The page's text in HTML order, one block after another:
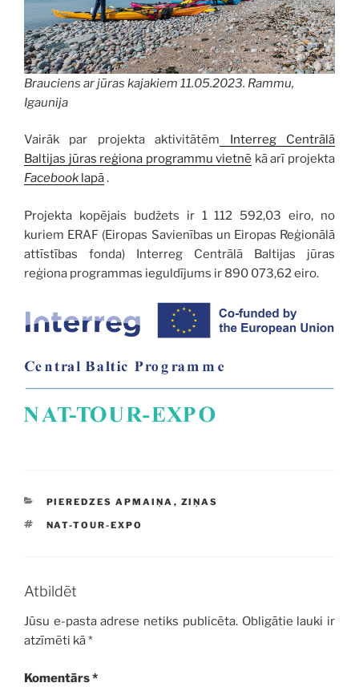
Brauciens ar jūras kajakiem 11.05.2023. Rammu,
Igaunija
Vairāk par projekta aktivitātēm Interreg Centrālā
Baltijas jūras reģiona programmu vietnē kā arī projekta
Facebook lapā.
Projekta kopējais budžets ir 1 112 592,03 eiro, no
kuriem ERAF (Eiropas Savienības un Eiropas Reģionālā
attīstības fonda) Interreg Centrālā Baltijas jūras
reģiona programmas ieguldījums ir 890 073,62 eiro.
KATEGORIJAS
PIEREDZES APMAIŅA , ZIŅAS
BIRKAS
NAT-TOUR-EXPO
Atbildēt
Jūsu e-pasta adrese netiks publicēta. Obligātie lauki ir
atzīmēti kā*
Komentārs*